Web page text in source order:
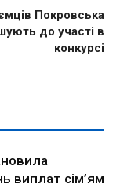
Покровська
до участі в
конкурсі
виплат сім’ям